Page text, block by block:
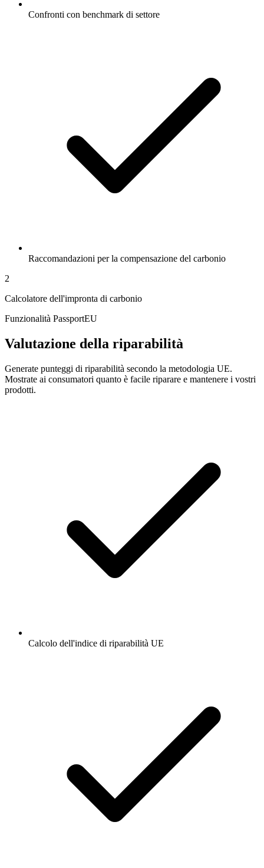
Confronti con benchmark di settore
Raccomandazioni per la compensazione del carbonio
2
Calcolatore dell'impronta di carbonio
Funzionalità PassportEU
Valutazione della riparabilità
Generate punteggi di riparabilità secondo la metodologia UE.
Mostrate ai consumatori quanto è facile riparare e mantenere i vostri
prodotti.
Calcolo dell'indice di riparabilità UE